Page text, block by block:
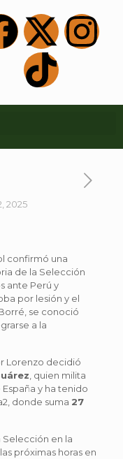
2025
confirmó una
de la Selección
ante Perú y
por lesión y el
se conoció
a la
Lorenzo decidió
, quien milita
España y ha tenido
donde suma 27
Selección en la
próximas horas en